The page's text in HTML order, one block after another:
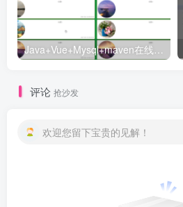
Java+Vue+Mysql+maven在线招投标系统源码-高校招标系统源码
评论 抢沙发
欢迎您留下宝贵的见解！